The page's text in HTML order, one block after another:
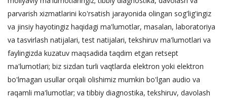
parvarish xizmatlarini ko'rsatish jarayonida olingan sog'lig'ingiz
va jinsiy hayotingiz haqidagi ma'lumotlar, masalan, laboratoriya
va tasvirlash natijalari, test natijalari, tekshiruv ma'lumotlari va
faylingizda kuzatuv maqsadida taqdim etgan retsept
ma'lumotlari; biz sizdan turli vaqtlarda elektron yoki elektron
bo'lmagan usullar orqali olishimiz mumkin bo'lgan audio va
raqamli ma'lumotlar; va tibbiy diagnostika, tekshiruv, davolash